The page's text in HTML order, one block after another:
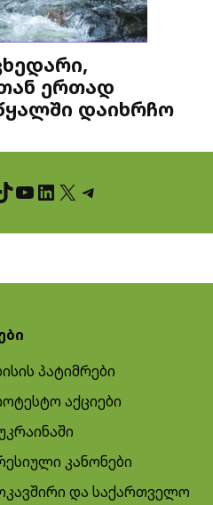
ერთად
დაიხრჩო
YouTube LinkedIn X Telegram
პატიმრები
აქციები
კანონები
და საქართველო